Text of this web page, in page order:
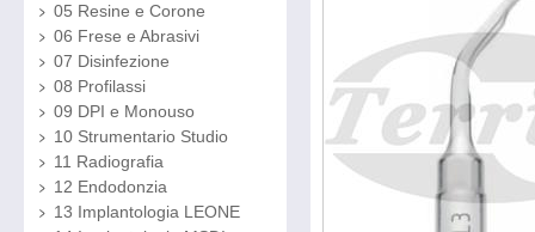
05 Resine e Corone
06 Frese e Abrasivi
07 Disinfezione
08 Profilassi
09 DPI e Monouso
10 Strumentario Studio
11 Radiografia
12 Endodonzia
13 Implantologia LEONE